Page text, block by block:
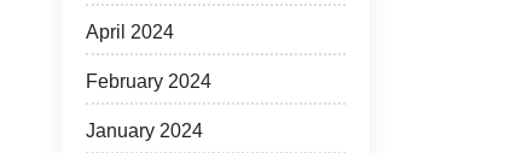
April 2024
February 2024
January 2024